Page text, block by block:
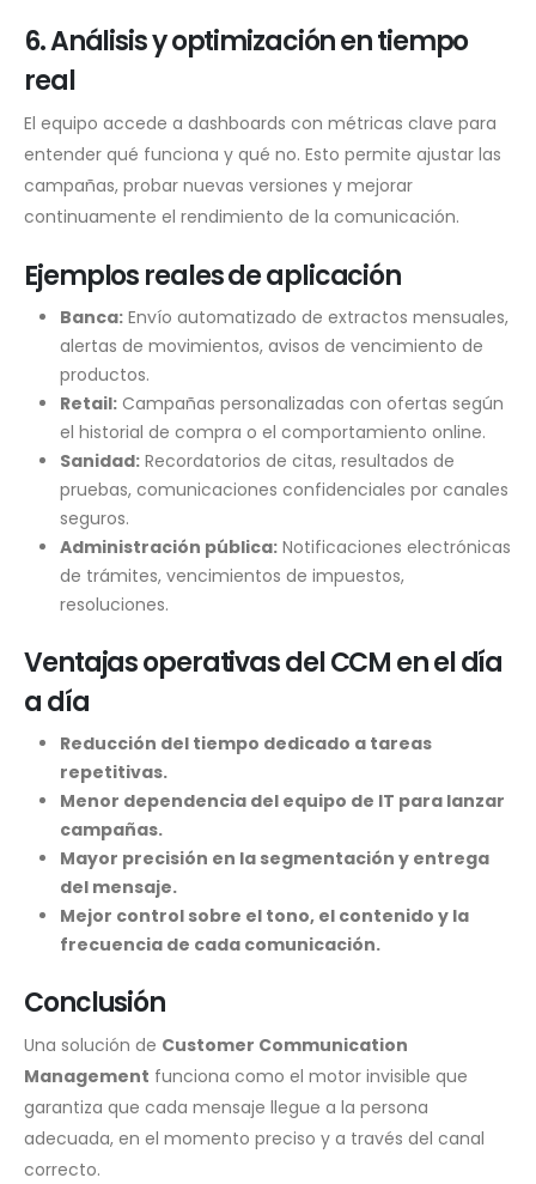
6. Análisis y optimización en tiempo
real
El equipo accede a dashboards con métricas clave para
entender qué funciona y qué no. Esto permite ajustar las
campañas, probar nuevas versiones y mejorar
continuamente el rendimiento de la comunicación.
Ejemplos reales de aplicación
Banca:Envío automatizado de extractos mensuales,
alertas de movimientos, avisos de vencimiento de
productos.
Retail:Campañas personalizadas con ofertas según
el historial de compra o el comportamiento online.
Sanidad:Recordatorios de citas, resultados de
pruebas, comunicaciones confidenciales por canales
seguros.
Administración pública:Notificaciones electrónicas
de trámites, vencimientos de impuestos,
resoluciones.
Ventajas operativas del CCM en el día
a día
Reducción del tiempo dedicado a tareas
repetitivas.
Menor dependencia del equipo de IT para lanzar
campañas.
Mayor precisión en la segmentación y entrega
del mensaje.
Mejor control sobre el tono, el contenido y la
frecuencia de cada comunicación.
Conclusión
Una solución de Customer Communication
Management funciona como el motor invisible que
garantiza que cada mensaje llegue a la persona
adecuada, en el momento preciso y a través del canal
correcto.